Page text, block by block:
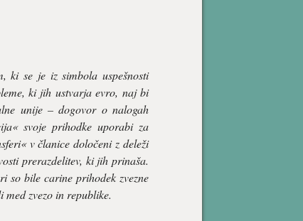
ki se je iz simbola uspešnosti
ki jih ustvarja evro, naj bi
unije – dogovor o nalogah
svoje prihodke uporabi za
v članice določeni z deleži
prerazdelitev, ki jih prinaša.
so bile carine prihodek zvezne
zvezo in republike.